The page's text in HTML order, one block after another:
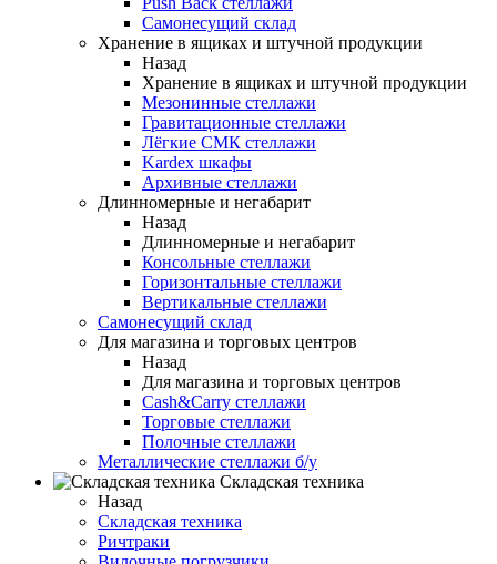
Самонесущий склад
Хранение в ящиках и штучной продукции
Назад
Хранение в ящиках и штучной продукции
Мезонинные стеллажи
Гравитационные стеллажи
Лёгкие СМК стеллажи
Kardex шкафы
Архивные стеллажи
Длинномерные и негабарит
Назад
Длинномерные и негабарит
Консольные стеллажи
Горизонтальные стеллажи
Вертикальные стеллажи
Самонесущий склад
Для магазина и торговых центров
Назад
Для магазина и торговых центров
Cash&Carry стеллажи
Торговые стеллажи
Полочные стеллажи
Металлические стеллажи б/у
Складская техника
Назад
Складская техника
Ричтраки